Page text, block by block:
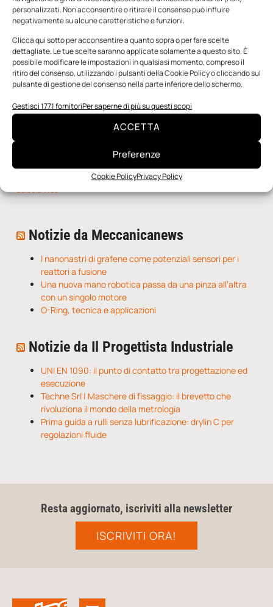
personalizzati. Non acconsentire o ritirare il consenso può influire
negativamente su alcune caratteristiche e funzioni.
Clicca qui sotto per acconsentire a quanto sopra o per fare scelte
dettagliate. Le tue scelte saranno applicate solamente a questo sito. È
possibile modificare le impostazioni in qualsiasi momento, compreso il
ritiro del consenso, utilizzando i pulsanti della Cookie Policy o cliccando sul
pulsante di gestione del consenso nella parte inferiore dello schermo.
Gestisci 1771 fornitoriPer saperne di più su questi scopi
ACCETTA
Preferenze
Cookie PolicyPrivacy Policy
SFOGLIA LA RIVISTA
n.4 - Maggio 2026
Edicola Web
Notizie da Meccanicanews
I nanonastri di grafene come potenziali sensori per i
reattori a fusione
Una nuova mano robotica passa da una pinza all’altra
con un singolo motore
O-Ring, tecnica e applicazioni
Notizie da Il Progettista Industriale
UNI EN 1090: il punto di contatto tra progettazione ed
esecuzione
Techne Srl | Maschere di fissaggio: il brevetto che
rivoluziona il mondo della metrologia
Prima guida a rulli senza lubrificazione: drylin C per
regolazioni fluide
Resta aggiornato, iscriviti alla newsletter
ISCRIVITI ORA!